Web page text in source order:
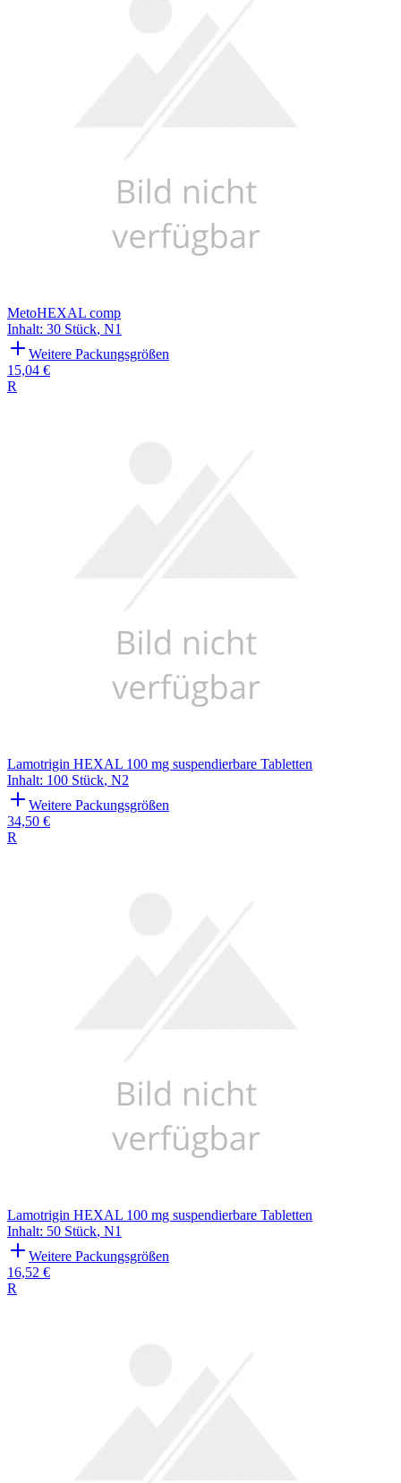
MetoHEXAL comp
Inhalt: 30 Stück, N1
Weitere Packungsgrößen
15,04 €
R
Lamotrigin HEXAL 100 mg suspendierbare Tabletten
Inhalt: 100 Stück, N2
Weitere Packungsgrößen
34,50 €
R
Lamotrigin HEXAL 100 mg suspendierbare Tabletten
Inhalt: 50 Stück, N1
Weitere Packungsgrößen
16,52 €
R